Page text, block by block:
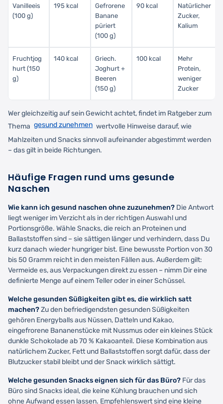
Vanilleeis
(100 g)
195 kcal
Gefrorene
Banane
püriert
(100 g)
90 kcal
Natürlicher
Zucker,
Kalium
Fruchtjog
hurt (150
g)
140 kcal
Griech.
Joghurt +
Beeren
(150 g)
100 kcal
Mehr
Protein,
weniger
Zucker
Wer gleichzeitig auf sein Gewicht achtet, findet im Ratgeber zum
Thema gesund zunehmen wertvolle Hinweise darauf, wie
Mahlzeiten und Snacks sinnvoll aufeinander abgestimmt werden
– das gilt in beide Richtungen.
Häufige Fragen rund ums gesunde
Naschen
Wie kann ich gesund naschen ohne zuzunehmen? Die Antwort
liegt weniger im Verzicht als in der richtigen Auswahl und
Portionsgröße. Wähle Snacks, die reich an Proteinen und
Ballaststoffen sind – sie sättigen länger und verhindern, dass Du
kurz danach wieder hungriger bist. Eine bewusste Portion von 30
bis 50 Gramm reicht in den meisten Fällen aus. Außerdem gilt:
Vermeide es, aus Verpackungen direkt zu essen – nimm Dir eine
definierte Menge auf einem Teller oder in einer Schüssel.
Welche gesunden Süßigkeiten gibt es, die wirklich satt
machen?Zu den befriedigendsten gesunden Süßigkeiten
gehören Energyballs aus Nüssen, Datteln und Kakao,
eingefrorene Bananenstücke mit Nussmus oder ein kleines Stück
dunkle Schokolade ab 70 % Kakaoanteil. Diese Kombination aus
natürlichem Zucker, Fett und Ballaststoffen sorgt dafür, dass der
Blutzucker stabil bleibt und der Snack wirklich sättigt.
Welche gesunden Snacks eignen sich für das Büro? Für das
Büro sind Snacks ideal, die keine Kühlung brauchen und sich
ohne Aufwand essen lassen. Empfehlenswert sind eine kleine